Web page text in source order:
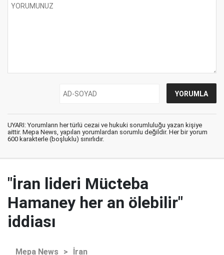
UYARI: Yorumların her türlü cezai ve hukuki sorumluluğu yazan kişiye
aittir. Mepa News, yapılan yorumlardan sorumlu değildir. Her bir yorum
600 karakterle (boşluklu) sınırlıdır.
"İran lideri Mücteba
Hamaney her an ölebilir"
iddiası
Mepa News > İran